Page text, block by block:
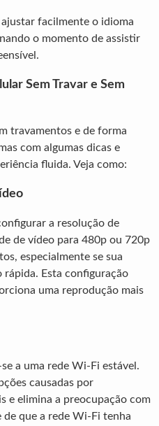
facilmente o idioma
o momento de assistir
Sem Travar e Sem
travamentos e de forma
com algumas dicas e
fluida. Veja como:
a resolução de
de vídeo para 480p ou 720p
especialmente se sua
Esta configuração
uma reprodução mais
a uma rede Wi-Fi estável.
causadas por
e elimina a preocupação com
de que a rede Wi-Fi tenha